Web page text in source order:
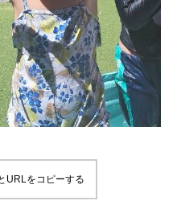
URLをコピーする